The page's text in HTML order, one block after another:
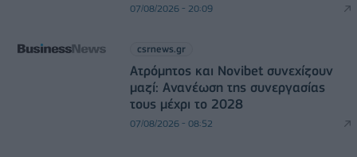
07/08/2026 - 20:09
csrnews.gr
Ατρόμητος και Novibet συνεχίζουν
μαζί: Ανανέωση της συνεργασίας
τους μέχρι το 2028
07/08/2026 - 08:52